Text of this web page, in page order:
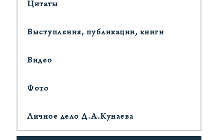
Цитаты
Выступления, публикации, книги
Видео
Фото
Личное дело Д.А.Кунаева